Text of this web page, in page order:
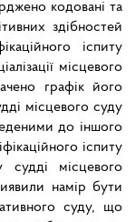
кодовані та
здібностей
іспиту
місцевого
графік його
місцевого суду
до іншого
іспиту
місцевого
намір бути
суду, що